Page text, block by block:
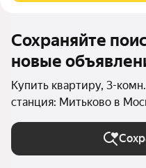
Сохраняйте
новые
Купить квартиру, 3-
станция: Митьково в